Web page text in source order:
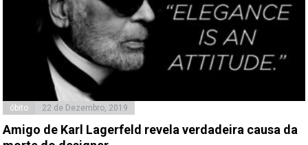
óbito 22 de Dezembro, 2019
Amigo de Karl Lagerfeld revela verdadeira causa da